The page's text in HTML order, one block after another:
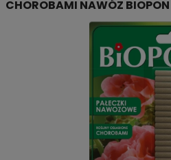
CHOROBAMI NAWÓZ